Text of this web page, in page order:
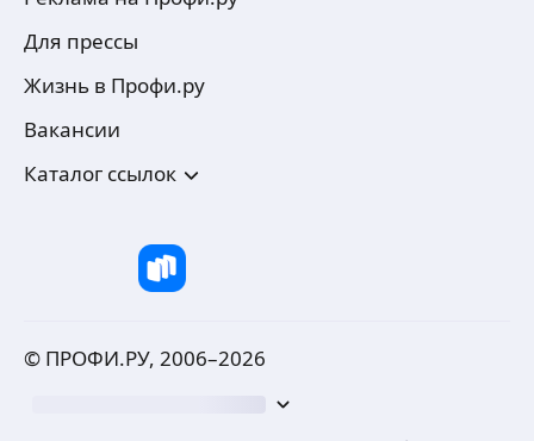
Для прессы
Жизнь в Профи.ру
Вакансии
Каталог ссылок
© ПРОФИ.РУ, 2006–2026